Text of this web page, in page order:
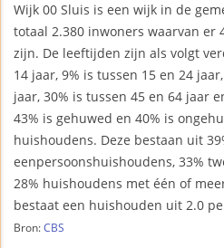
Wijk 00 Sluis is een wijk in de
totaal 2.380 inwoners waarvan er
zijn. De leeftijden zijn als volgt
14 jaar, 9% is tussen 15 en 24
jaar, 30% is tussen 45 en 64 jaar
43% is gehuwed en 40% is
huishoudens. Deze bestaan uit
eenpersoonshuishoudens, 33%
28% huishoudens met één of
bestaat een huishouden uit 2.0
Bron: CBS